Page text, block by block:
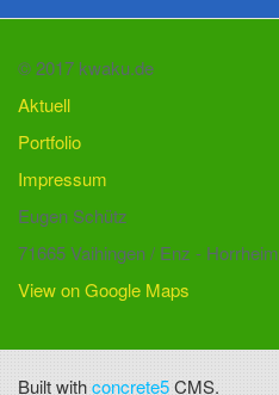
© 2017 kwaku.de
Aktuell
Portfolio
Impressum
Eugen Schütz
71665 Vaihingen / Enz - Horrheim
View on Google Maps
Built withconcrete5CMS.